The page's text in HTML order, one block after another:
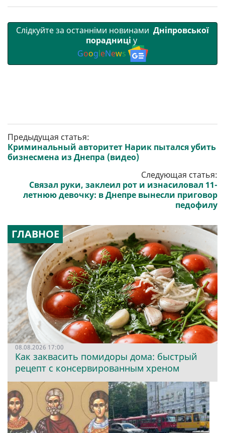
Слідкуйте за останніми новинами Дніпровської
порадниці у
GoogleNews
Предыдущая статья:
Криминальный авторитет Нарик пытался убить
бизнесмена из Днепра (видео)
Следующая статья:
Связал руки, заклеил рот и изнасиловал 11-
летнюю девочку: в Днепре вынесли приговор
педофилу
ГЛАВНОЕ
08.08.2026 17:00
Как заквасить помидоры дома: быстрый
рецепт с консервированным хреном